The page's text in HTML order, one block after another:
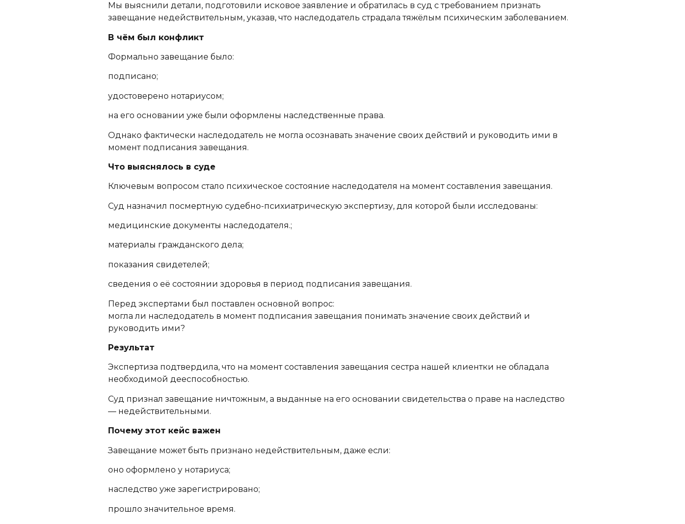
Мы выяснили детали, подготовили исковое заявление и обратилась в суд с требованием признать
завещание недействительным, указав, что наследодатель страдала тяжёлым психическим заболеванием.
В чём был конфликт
Формально завещание было:
подписано;
удостоверено нотариусом;
на его основании уже были оформлены наследственные права.
Однако фактически наследодатель не могла осознавать значение своих действий и руководить ими в
момент подписания завещания.
Что выяснялось в суде
Ключевым вопросом стало психическое состояние наследодателя на момент составления завещания.
Суд назначил посмертную судебно-психиатрическую экспертизу, для которой были исследованы:
медицинские документы наследодателя.;
материалы гражданского дела;
показания свидетелей;
сведения о её состоянии здоровья в период подписания завещания.
Перед экспертами был поставлен основной вопрос:
могла ли наследодатель в момент подписания завещания понимать значение своих действий и
руководить ими?
Результат
Экспертиза подтвердила, что на момент составления завещания сестра нашей клиентки не обладала
необходимой дееспособностью.
Суд признал завещание ничтожным, а выданные на его основании свидетельства о праве на наследство
— недействительными.
Почему этот кейс важен
Завещание может быть признано недействительным, даже если:
оно оформлено у нотариуса;
наследство уже зарегистрировано;
прошло значительное время.